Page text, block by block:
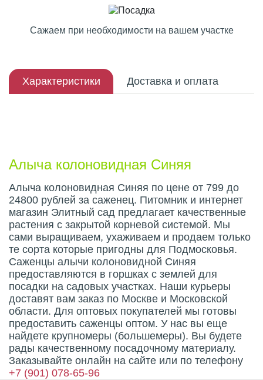
Сажаем при необходимости на вашем участке
Характеристики Доставка и оплата
Алыча колоновидная Синяя
Алыча колоновидная Синяя по цене от 799 до
24800 рублей за саженец. Питомник и интернет
магазин Элитный сад предлагает качественные
растения с закрытой корневой системой. Мы
сами выращиваем, ухаживаем и продаем только
те сорта которые пригодны для Подмосковья.
Саженцы алычи колоновидной Синяя
предоставляются в горшках с землей для
посадки на садовых участках. Наши курьеры
доставят вам заказ по Москве и Московской
области. Для оптовых покупателей мы готовы
предоставить саженцы оптом. У нас вы еще
найдете крупномеры (большемеры). Вы будете
рады качественному посадочному материалу.
Заказывайте онлайн на сайте или по телефону
+7 (901) 078-65-96